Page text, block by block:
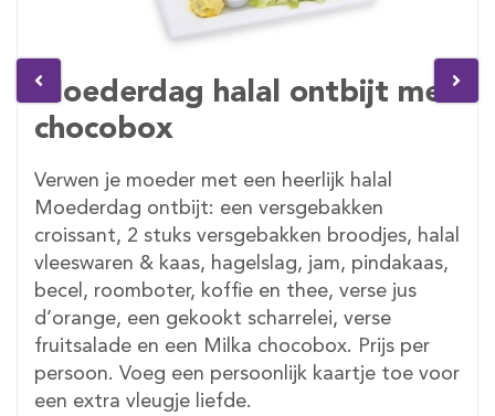
Moederdag halal ontbijt met
chocobox
Verwen je moeder met een heerlijk halal
Moederdag ontbijt: een versgebakken
croissant, 2 stuks versgebakken broodjes, halal
vleeswaren & kaas, hagelslag, jam, pindakaas,
becel, roomboter, koffie en thee, verse jus
d’orange, een gekookt scharrelei, verse
fruitsalade en een Milka chocobox. Prijs per
persoon. Voeg een persoonlijk kaartje toe voor
een extra vleugje liefde.